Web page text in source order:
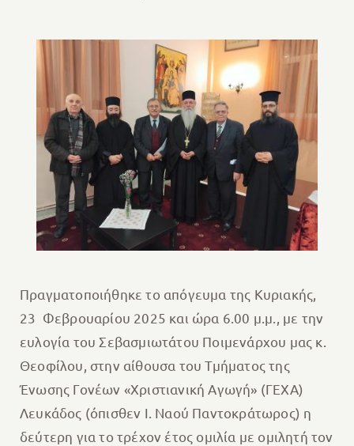
Πραγματοποιήθηκε το απόγευμα της Κυριακής,
23 Φεβρουαρίου 2025 και ώρα 6.00 μ.μ., με την
ευλογία του Σεβασμιωτάτου Ποιμενάρχου μας κ.
Θεοφίλου, στην αίθουσα του Τμήματος της
Ένωσης Γονέων «Χριστιανική Αγωγή» (ΓΕΧΑ)
Λευκάδος (όπισθεν Ι. Ναού Παντοκράτωρος) η
δεύτερη για το τρέχον έτος ομιλία με ομιλητή τον